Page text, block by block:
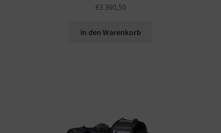
€3.360,50
In den Warenkorb